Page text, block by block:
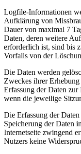
Logfile-Informationen
Aufklärung von
Dauer von maximal 7
Daten, deren weitere
erforderlich ist, sind bis
Vorfalls von der
Die Daten werden
Zweckes ihrer
Erfassung der Daten
wenn die jeweilige
Die Erfassung der
Speicherung der Daten
Internetseite zwingend
Nutzers keine